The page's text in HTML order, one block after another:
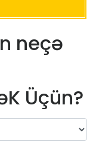
neçə
Üçün?